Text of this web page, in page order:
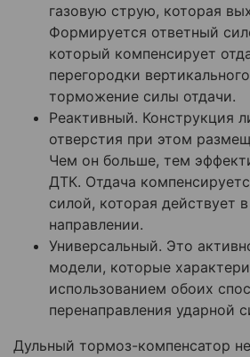
газовую струю, которая
Формируется ответный
который компенсирует
перегородки
торможение силы отдачи.
Реактивный. Конструкция
отверстия при этом
Чем он больше, тем
ДТК. Отдача
силой, которая действует
направлении.
Универсальный. Это
модели, которые
использованием обоих
перенаправления ударной
Дульный тормоз-компенсатор